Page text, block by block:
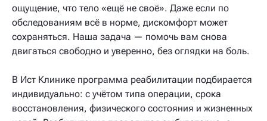
ощущение, что тело «ещё не своё». Даже если по
обследованиям всё в норме, дискомфорт может
сохраняться. Наша задача — помочь вам снова
двигаться свободно и уверенно, без оглядки на боль.
В Ист Клинике программа реабилитации подбирается
индивидуально: с учётом типа операции, срока
восстановления, физического состояния и жизненных